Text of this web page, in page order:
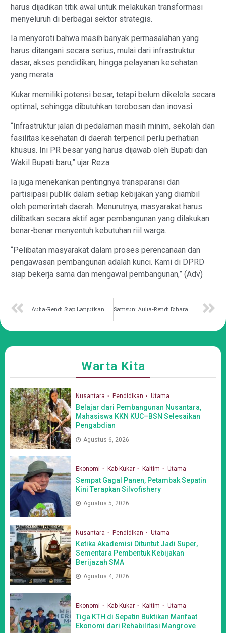
harus dijadikan titik awal untuk melakukan transformasi
menyeluruh di berbagai sektor strategis.
Ia menyoroti bahwa masih banyak permasalahan yang
harus ditangani secara serius, mulai dari infrastruktur
dasar, akses pendidikan, hingga pelayanan kesehatan
yang merata.
Kukar memiliki potensi besar, tetapi belum dikelola secara
optimal, sehingga dibutuhkan terobosan dan inovasi.
“Infrastruktur jalan di pedalaman masih minim, sekolah dan
fasilitas kesehatan di daerah terpencil perlu perhatian
khusus. Ini PR besar yang harus dijawab oleh Bupati dan
Wakil Bupati baru,” ujar Reza.
Ia juga menekankan pentingnya transparansi dan
partisipasi publik dalam setiap kebijakan yang diambil
oleh pemerintah daerah. Menurutnya, masyarakat harus
dilibatkan secara aktif agar pembangunan yang dilakukan
benar-benar menyentuh kebutuhan riil warga.
“Pelibatan masyarakat dalam proses perencanaan dan
pengawasan pembangunan adalah kunci. Kami di DPRD
siap bekerja sama dan mengawal pembangunan,” (Adv)
Warta Kita
Nusantara Pendidikan Utama
Belajar dari Pembangunan Nusantara,
Mahasiswa KKN KUC–BSN Selesaikan
Pengabdian
Agustus 6, 2026
Ekonomi Kab Kukar Kaltim Utama
Sempat Gagal Panen, Petambak Sepatin
Kini Terapkan Silvofishery
Agustus 5, 2026
Nusantara Pendidikan Utama
Ketika Akademisi Dituntut Jadi Super,
Sementara Pembentuk Kebijakan
Berijazah SMA
Agustus 4, 2026
Ekonomi Kab Kukar Kaltim Utama
Tiga KTH di Sepatin Buktikan Manfaat
Ekonomi dari Rehabilitasi Mangrove